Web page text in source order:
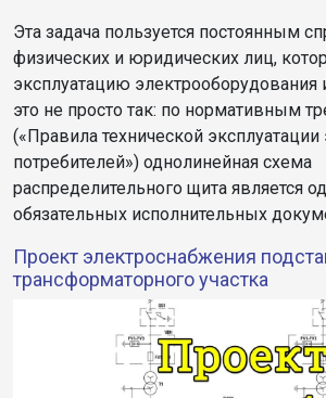
Эта задача пользуется постоянным
физических и юридических лиц,
эксплуатацию электрооборудования
это не просто так: по нормативным
(«Правила технической эксплуатации
потребителей») однолинейная схема
распределительного щита является
обязательных исполнительных
Проект электроснабжения
трансформаторного участка